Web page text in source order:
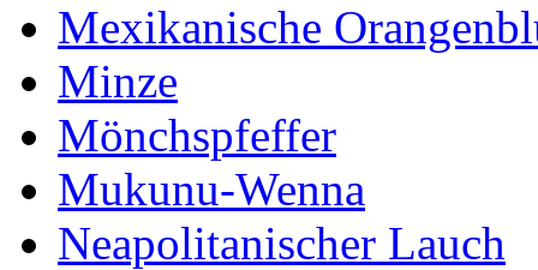
Mexikanische
Minze
Mönchspfeffer
Mukunu-Wenna
Neapolitanischer Lauch